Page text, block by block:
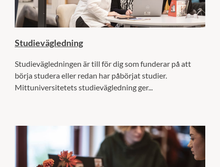
Studievägledning
Studievägledningen är till för dig som funderar på att
börja studera eller redan har påbörjat studier.
Mittuniversitetets studievägledning ger...